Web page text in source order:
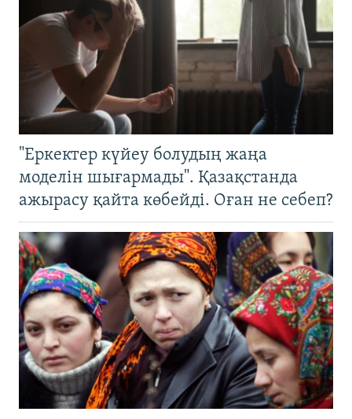
"Еркектер күйеу болудың жаңа
моделін шығармады". Қазақстанда
ажырасу қайта көбейді. Оған не себеп?